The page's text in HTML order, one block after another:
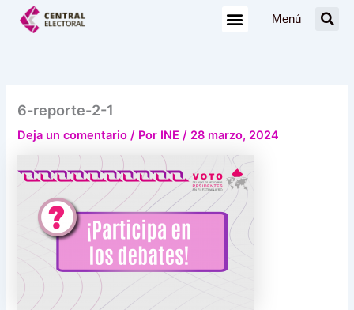
Menú
6-reporte-2-1
Deja un comentario / Por INE/ 28 marzo, 2024